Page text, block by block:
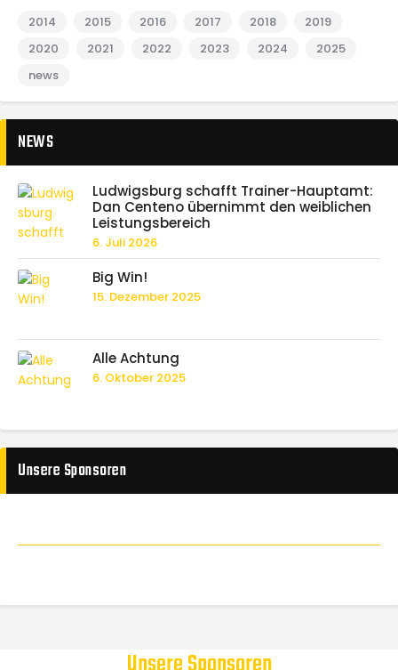
2014 2015 2016 2017 2018
2019
2020
2021 2022 2023 2024
2025
news
NEWS
Ludwigsburg schafft Trainer-Hauptamt:
Dan Centeno übernimmt den weiblichen
Leistungsbereich
6. Juli 2026
Big Win!
15. Dezember 2025
Alle Achtung
6. Oktober 2025
Unsere Sponsoren